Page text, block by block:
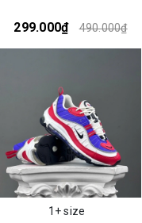
299.000₫ 490.000₫
1+ size